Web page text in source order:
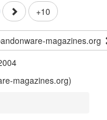
+10
magazines.org
magazines.org)